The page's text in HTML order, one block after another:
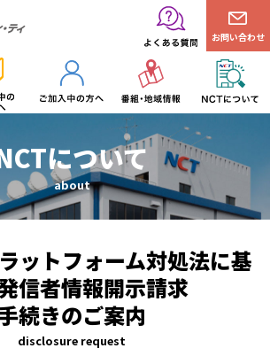
お問い合わせ
について
about
ットフォーム対処法に基
信者情報開示請求
続きのご案内
disclosure request